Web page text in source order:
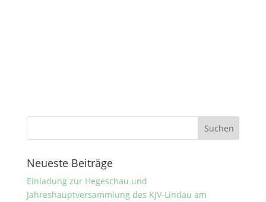
Neueste Beiträge
Einladung zur Hegeschau und
Jahreshauptversammlung des KJV-Lindau am